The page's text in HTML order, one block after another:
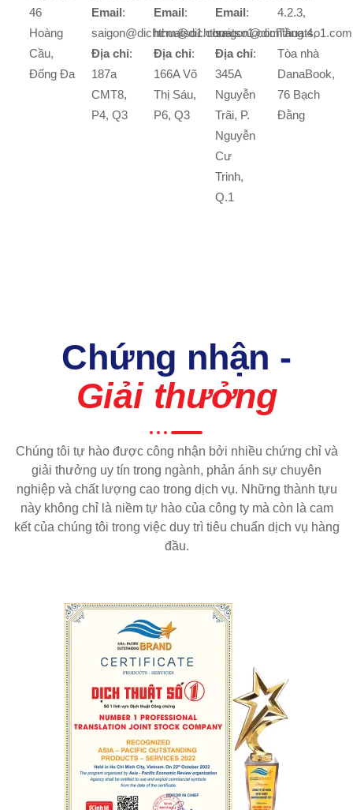
46
Hoàng
Cầu,
Đống Đa
Email:
saigon@dichthuatso1.com
Địa chỉ:
187a
CMT8,
P4, Q3
Email:
hcm@dichthuatso1.com
Địa chỉ:
166A Võ
Thị Sáu,
P6, Q3
Email:
saigon@dichthuatso1.com
Địa chỉ:
345A
Nguyễn
Trãi, P.
Nguyễn
Cư
Trinh,
Q.1
4.2.3,
Tầng 4,
Tòa nhà
DanaBook,
76 Bạch
Đằng
Chứng nhận -
Giải thưởng
Chúng tôi tự hào được công nhận bởi nhiều chứng chỉ và
giải thưởng uy tín trong ngành, phản ánh sự chuyên
nghiệp và chất lượng cao trong dịch vụ. Những thành tựu
này không chỉ là niềm tự hào của công ty mà còn là cam
kết của chúng tôi trong việc duy trì tiêu chuẩn dịch vụ hàng
đầu.